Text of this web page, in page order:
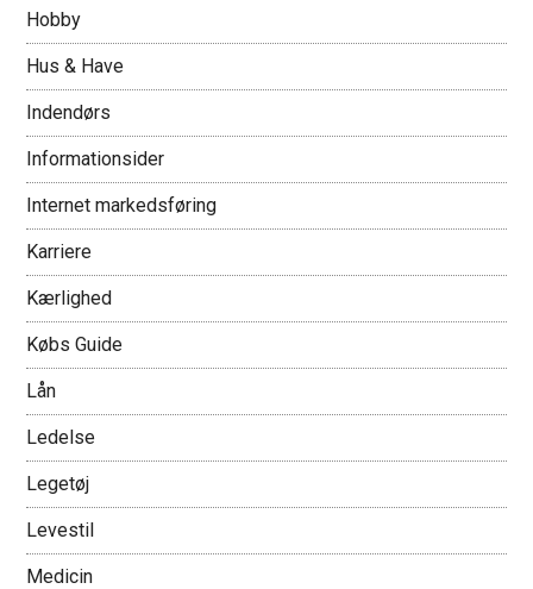
Hobby
Hus & Have
Indendørs
Informationsider
Internet markedsføring
Karriere
Kærlighed
Købs Guide
Lån
Ledelse
Legetøj
Levestil
Medicin